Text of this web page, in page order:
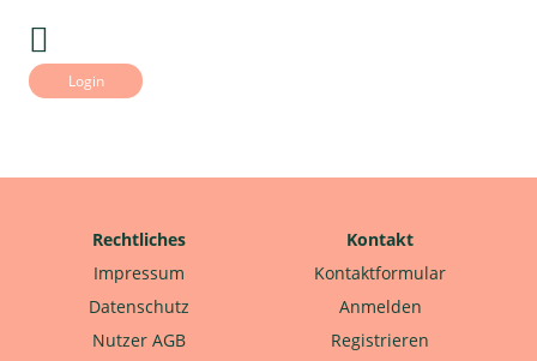
Login
Rechtliches
Impressum
Datenschutz
Nutzer AGB
Kontakt
Kontaktformular
Anmelden
Registrieren